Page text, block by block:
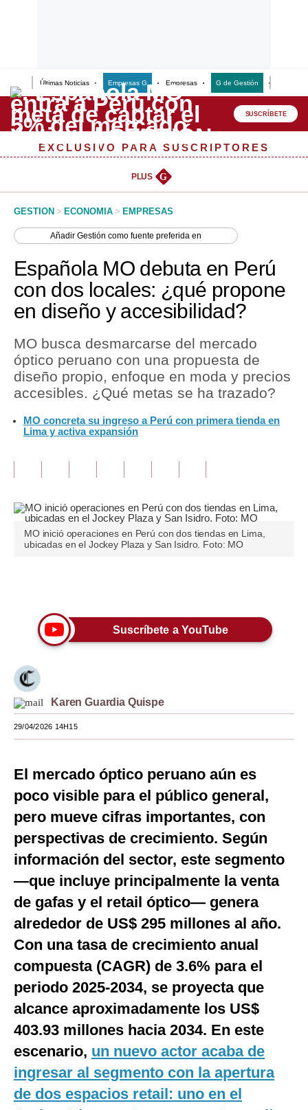
Últimas Noticias Empresas G Empresas G de Gestión
Lo último
Peru Quiosco
Management & Empleo
Perú
Política
Finanzas Personales
Inmobiliarias
Plus G
Moda
Mundo
España
Internacional
Tecnología
Club del Suscriptor
Mix
G de Gestión
Notas Contratadas
Podcast
Gestión TV
Fotogalerías
SUSCRÍBETE
EXCLUSIVO PARA SUSCRIPTORES
PLUS G
GESTION > ECONOMIA > EMPRESAS
AñadirGestión como fuente preferida en
Española MO debuta en Perú
con dos locales: ¿qué propone
en diseño y accesibilidad?
MO busca desmarcarse del mercado
óptico peruano con una propuesta de
diseño propio, enfoque en moda y precios
accesibles. ¿Qué metas se ha trazado?
MO concreta su ingreso a Perú con primera tienda en
Lima y activa expansión
MO inició operaciones en Perú con dos tiendas en Lima,
ubicadas en el Jockey Plaza y San Isidro. Foto: MO
Suscríbete a YouTube
Karen Guardia Quispe
29/04/2026 14H15
El mercado óptico peruano aún es
poco visible para el público general,
pero mueve cifras importantes, con
perspectivas de crecimiento. Según
información del sector, este segmento
—que incluye principalmente la venta
de gafas y el retail óptico— genera
alrededor de US$ 295 millones al año.
Con una tasa de crecimiento anual
compuesta (CAGR) de 3.6% para el
periodo 2025-2034, se proyecta que
alcance aproximadamente los US$
403.93 millones hacia 2034. En este
escenario, un nuevo actor acaba de
ingresar al segmento con la apertura
de dos espacios retail: uno en el